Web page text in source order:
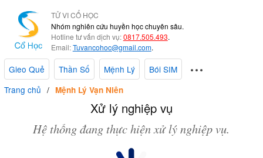
TỬ VI CỔ HỌC
Nhóm nghiên cứu huyền học chuyên sâu.
Hotline tư vấn dịch vụ:0817.505.493.
Email:Tuvancohoc@gmail.com.
Gieo Quẻ Thần Số Mệnh Lý
Bói SIM
Trang chủ
Mệnh Lý Vạn Niên
Xử lý nghiệp vụ
Hệ thống đang thực hiện xử lý nghiệp vụ.